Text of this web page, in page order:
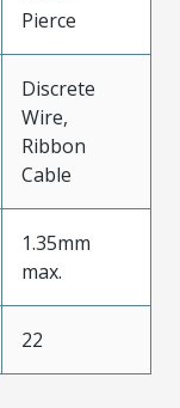
Pierce
Discrete
Wire,
Ribbon
Cable
1.35mm
max.
22